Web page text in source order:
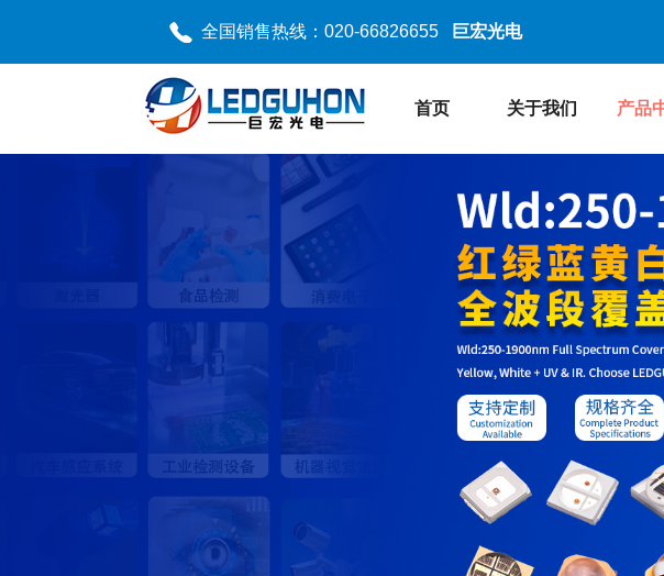
全国销售热线：020-66826655 巨宏光电
首页 关于我们 产品